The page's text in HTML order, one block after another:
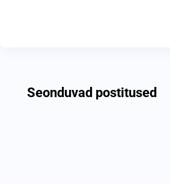
Seonduvad postitused